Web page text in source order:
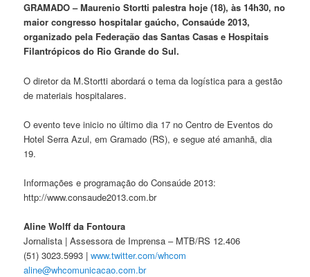
GRAMADO – Maurenio Stortti palestra hoje (18), às 14h30, no
maior congresso hospitalar gaúcho, Consaúde 2013,
organizado pela Federação das Santas Casas e Hospitais
Filantrópicos do Rio Grande do Sul.
O diretor da M.Stortti abordará o tema da logística para a gestão
de materiais hospitalares.
O evento teve inicio no último dia 17 no Centro de Eventos do
Hotel Serra Azul, em Gramado (RS), e segue até amanhã, dia
19.
Informações e programação do Consaúde 2013:
http://www.consaude2013.com.br
Aline Wolff da Fontoura
Jornalista | Assessora de Imprensa – MTB/RS 12.406
(51) 3023.5993 |www.twitter.com/whcom
aline@whcomunicacao.com.br